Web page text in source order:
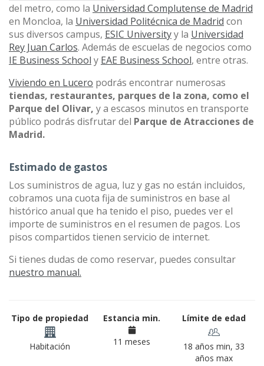
del metro, como la Universidad Complutense de Madrid
en Moncloa, la Universidad Politécnica de Madrid con
sus diversos campus, ESIC Universityy la Universidad
Rey Juan Carlos. Además de escuelas de negocios como
IE Business School y EAE Business School, entre otras.
Viviendo en Lucero podrás encontrar numerosas
tiendas, restaurantes, parques de la zona, como el
Parque del Olivar, y a escasos minutos en transporte
público podrás disfrutar del Parque de Atracciones de
Madrid.
Estimado de gastos
Los suministros de agua, luz y gas no están incluidos,
cobramos una cuota fija de suministros en base al
histórico anual que ha tenido el piso, puedes ver el
importe de suministros en el resumen de pagos. Los
pisos compartidos tienen servicio de internet.
Si tienes dudas de como reservar, puedes consultar
nuestro manual.
Tipo de propiedad
Habitación
Estancia min.
11 meses
Límite de edad
18 años min, 33
años max